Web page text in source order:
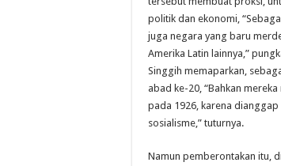
politik dan ekonomi,
juga negara yang baru
Amerika Latin lainnya,”
Singgih memaparkan,
abad ke-20, “Bahkan
pada 1926, karena
sosialisme,” tuturnya.
Namun pemberontakan itu,